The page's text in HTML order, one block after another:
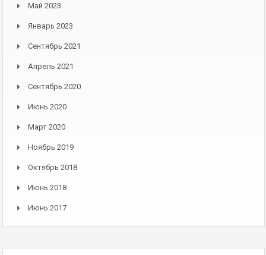
Май 2023
Январь 2023
Сентябрь 2021
Апрель 2021
Сентябрь 2020
Июнь 2020
Март 2020
Ноябрь 2019
Октябрь 2018
Июнь 2018
Июнь 2017